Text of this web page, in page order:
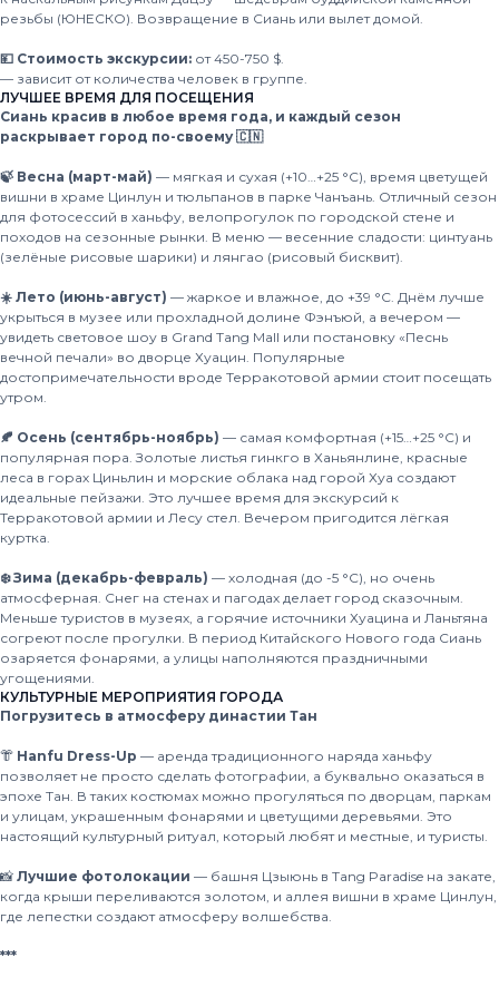
резьбы (ЮНЕСКО). Возвращение в Сиань или вылет домой.
💴 Стоимость экскурсии: от 450-750 $.
— зависит от количества человек в группе.
ЛУЧШЕЕ ВРЕМЯ ДЛЯ ПОСЕЩЕНИЯ
Сиань красив в любое время года, и каждый сезон
раскрывает город по-своему 🇨🇳
🍃 Весна (март-май) — мягкая и сухая (+10…+25 °C), время цветущей
вишни в храме Цинлун и тюльпанов в парке Чанъань. Отличный сезон
для фотосессий в ханьфу, велопрогулок по городской стене и
походов на сезонные рынки. В меню — весенние сладости: цинтуань
(зелёные рисовые шарики) и лянгао (рисовый бисквит).
☀️ Лето (июнь-август) — жаркое и влажное, до +39 °C. Днём лучше
укрыться в музее или прохладной долине Фэнъюй, а вечером —
увидеть световое шоу в Grand Tang Mall или постановку «Песнь
вечной печали» во дворце Хуацин. Популярные
достопримечательности вроде Терракотовой армии стоит посещать
утром.
🍂 Осень (сентябрь-ноябрь) — самая комфортная (+15…+25 °C) и
популярная пора. Золотые листья гинкго в Ханьянлине, красные
леса в горах Циньлин и морские облака над горой Хуа создают
идеальные пейзажи. Это лучшее время для экскурсий к
Терракотовой армии и Лесу стел. Вечером пригодится лёгкая
куртка.
❄️ Зима (декабрь-февраль) — холодная (до -5 °C), но очень
атмосферная. Снег на стенах и пагодах делает город сказочным.
Меньше туристов в музеях, а горячие источники Хуацина и Ланьтяна
согреют после прогулки. В период Китайского Нового года Сиань
озаряется фонарями, а улицы наполняются праздничными
угощениями.
КУЛЬТУРНЫЕ МЕРОПРИЯТИЯ ГОРОДА
Погрузитесь в атмосферу династии Тан
👘 Hanfu Dress-Up — аренда традиционного наряда ханьфу
позволяет не просто сделать фотографии, а буквально оказаться в
эпохе Тан. В таких костюмах можно прогуляться по дворцам, паркам
и улицам, украшенным фонарями и цветущими деревьями. Это
настоящий культурный ритуал, который любят и местные, и туристы.
📸 Лучшие фотолокации — башня Цзыюнь в Tang Paradise на закате,
когда крыши переливаются золотом, и аллея вишни в храме Цинлун,
где лепестки создают атмосферу волшебства.
***